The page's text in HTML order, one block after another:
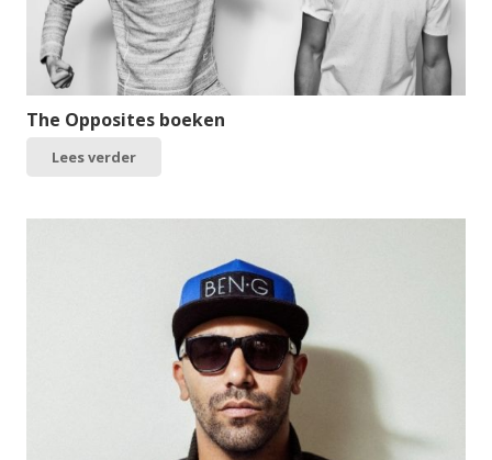
The Opposites boeken
Lees verder